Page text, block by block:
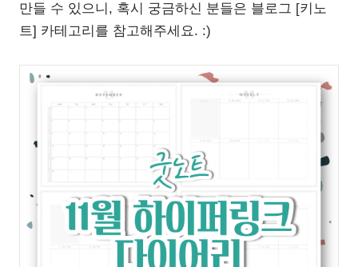
만들 수 있으니, 혹시 궁금하신 분들은 블로그 [키노
트] 카테고리를 참고해주세요. :)